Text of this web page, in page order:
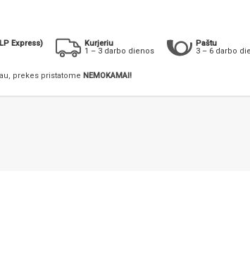
Express)
Kurjeriu
1 – 3 darbo dienos
Paštu
3 – 6 darbo
prekes pristatome NEMOKAMAI!